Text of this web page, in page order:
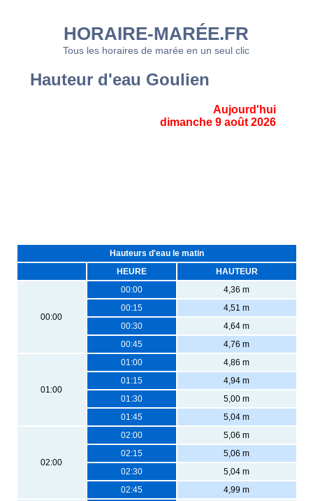
HORAIRE-MARÉE.FR
Tous les horaires de marée en un seul clic
Hauteur d'eau Goulien
Aujourd'hui
dimanche 9 août 2026
Hauteurs d'eau le matin
HEURE
HAUTEUR
00:00
00:00
4,36 m
00:15
4,51 m
00:30
4,64 m
00:45
4,76 m
01:00
01:00
4,86 m
01:15
4,94 m
01:30
5,00 m
01:45
5,04 m
02:00
02:00
5,06 m
02:15
5,06 m
02:30
5,04 m
02:45
4,99 m